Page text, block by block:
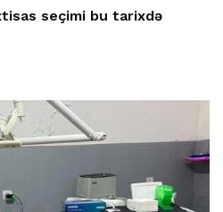
seçimi bu tarixdə